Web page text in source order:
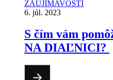
ZAUJÍMAVOSTI
6. júl. 2023
S čím vám
NA DIAĽNICI?